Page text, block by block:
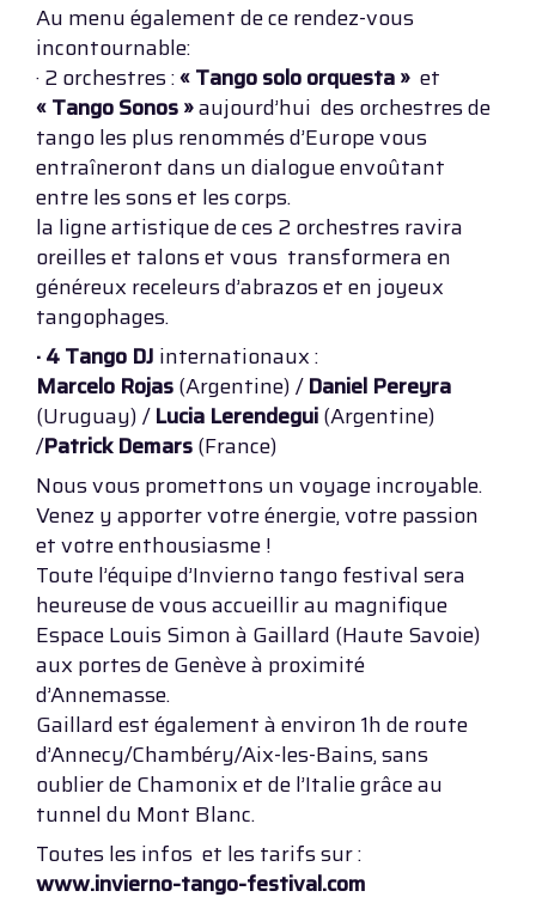
Au menu également de ce rendez-vous
incontournable:
· 2 orchestres :« Tango solo orquesta » et
« Tango Sonos »aujourd’hui des orchestres de
tango les plus renommés d’Europe vous
entraîneront dans un dialogue envoûtant
entre les sons et les corps.
la ligne artistique de ces 2 orchestres ravira
oreilles et talons et vous transformera en
généreux receleurs d’abrazos et en joyeux
tangophages.
· 4 Tango DJ internationaux :
Marcelo Rojas(Argentine) /Daniel Pereyra
(Uruguay) /Lucia Lerendegui(Argentine)
/Patrick Demars(France)
Nous vous promettons un voyage incroyable.
Venez y apporter votre énergie, votre passion
et votre enthousiasme !
Toute l’équipe d’Invierno tango festival sera
heureuse de vous accueillir au magnifique
Espace Louis Simon à Gaillard (Haute Savoie)
aux portes de Genève à proximité
d’Annemasse.
Gaillard est également à environ 1h de route
d’Annecy/Chambéry/Aix-les-Bains, sans
oublier de Chamonix et de l’Italie grâce au
tunnel du Mont Blanc.
Toutes les infos et les tarifs sur :
www.invierno-tango-festival.com